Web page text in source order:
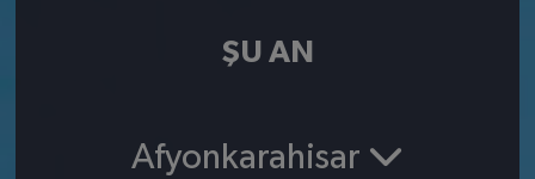
ŞU AN
Afyonkarahisar